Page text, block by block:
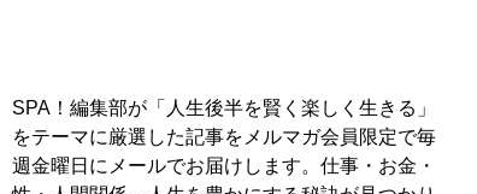
SPA！編集部が「人生後半を賢く楽しく生きる」
をテーマに厳選した記事をメルマガ会員限定で毎
週金曜日にメールでお届けします。仕事・お金・